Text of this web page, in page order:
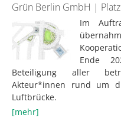
Grün Berlin GmbH |
Im
Ende
Beteiligung aller
Akteur*innen rund um
Luftbrücke.
[mehr]